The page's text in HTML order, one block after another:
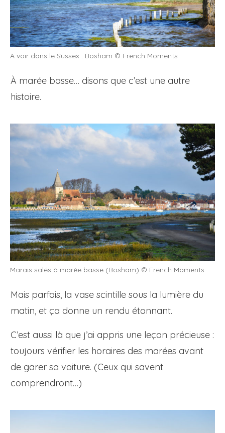
A voir dans le Sussex : Bosham © French Moments
À marée basse… disons que c’est une autre
histoire.
Marais salés à marée basse (Bosham) © French Moments
Mais parfois, la vase scintille sous la lumière du
matin, et ça donne un rendu étonnant.
C’est aussi là que j’ai appris une leçon précieuse :
toujours vérifier les horaires des marées avant
de garer sa voiture. (Ceux qui savent
comprendront…)